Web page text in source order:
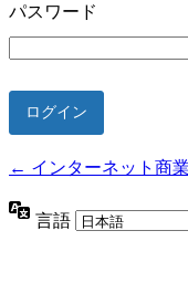
パスワード
← インターネット商
言語